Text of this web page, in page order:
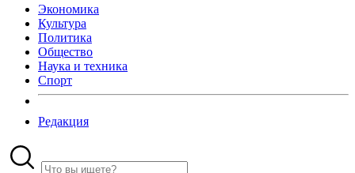
Экономика
Культура
Политика
Общество
Наука и техника
Спорт
Редакция